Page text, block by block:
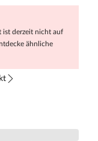
ist derzeit nicht auf
ähnliche